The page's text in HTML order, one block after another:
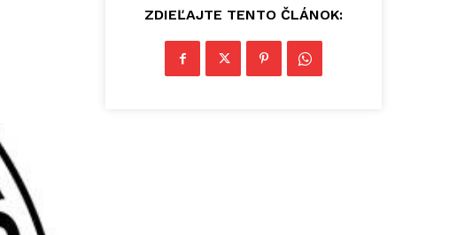
ZDIEĽAJTE TENTO ČLÁNOK: